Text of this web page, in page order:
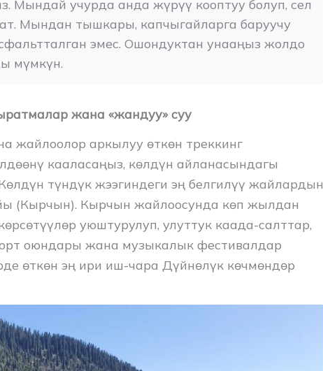
Мындай учурда анда жүрүү кооптуу болуп, сел
Мындан тышкары, капчыгайларга баруучу
эмес. Ошондуктан унааңыз жолдо
мүмкүн.
жана «жандуу» суу
жайлоолор аркылуу өткөн треккинг
кааласаңыз, көлдүн айланасындагы
түндүк жээгиндеги эң белгилүү жайлардын
(Кырчын). Кырчын жайлоосунда көп жылдан
уюштурулуп, улуттук каада-салттар,
оюндары жана музыкалык фестивалдар
өткөн эң ири иш-чара Дүйнөлүк көчмөндөр